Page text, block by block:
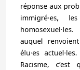
réponse aux
immigré·es,
auquel
élu·es
Racisme,